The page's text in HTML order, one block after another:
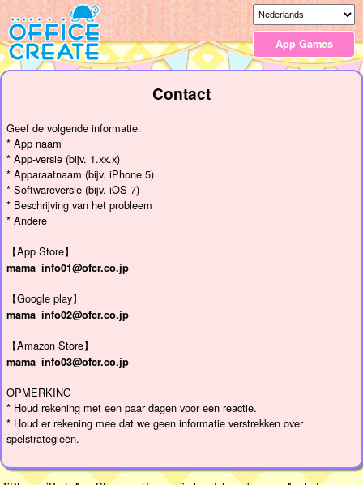
App Games
Contact
Geef de volgende informatie.
* App naam
* App-versie (bijv. 1.xx.x)
* Apparaatnaam (bijv. iPhone 5)
* Softwareversie (bijv. iOS 7)
* Beschrijving van het probleem
* Andere
【App Store】
mama_info01@ofcr.co.jp
【Google play】
mama_info02@ofcr.co.jp
【Amazon Store】
mama_info03@ofcr.co.jp
OPMERKING
* Houd rekening met een paar dagen voor een reactie.
* Houd er rekening mee dat we geen informatie verstrekken over
spelstrategieën.